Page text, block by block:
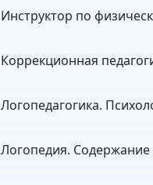
Инструктор по
Логопедагогика.